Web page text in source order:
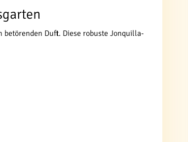
Duft. Diese robuste Jonquilla-